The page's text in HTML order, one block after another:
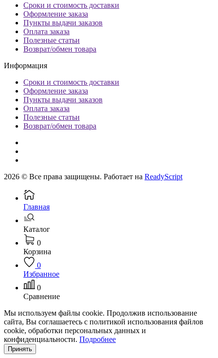
Сроки и стоимость доставки
Оформление заказа
Пункты выдачи заказов
Оплата заказа
Полезные статьи
Возврат/обмен товара
Информация
Сроки и стоимость доставки
Оформление заказа
Пункты выдачи заказов
Оплата заказа
Полезные статьи
Возврат/обмен товара
2026 © Все права защищены. Работает на ReadyScript
Главная
Каталог
0
Корзина
0
Избранное
0
Сравнение
Мы используем файлы cookie. Продолжив использование
сайта, Вы соглашаетесь с политикой использования файлов
cookie, обработки персональных данных и
конфиденциальности. Подробнее
Принять